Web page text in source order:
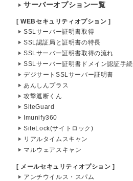
サーバーオプション一覧
[ WEBセキュリティオプション ]
SSLサーバー証明書取得
SSL認証局と証明書の特長
SSLサーバー証明書取得の流れ
SSLサーバー証明書ドメイン認証手続
デジサートSSLサーバー証明書
あんしんプラス
攻撃遮断くん
SiteGuard
Imunify360
SiteLock(サイトロック)
リアルタイムスキャン
マルウェアスキャン
[ メールセキュリティオプション ]
アンチウイルス・スパム